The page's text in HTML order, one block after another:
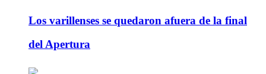
Los varillenses se quedaron afuera de la final
del Apertura